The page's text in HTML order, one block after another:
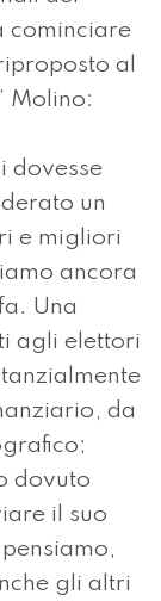
cominciare
al
Molino:
dovesse
un
e migliori
ancora
Una
agli elettori
da
dovuto
il suo
gli altri